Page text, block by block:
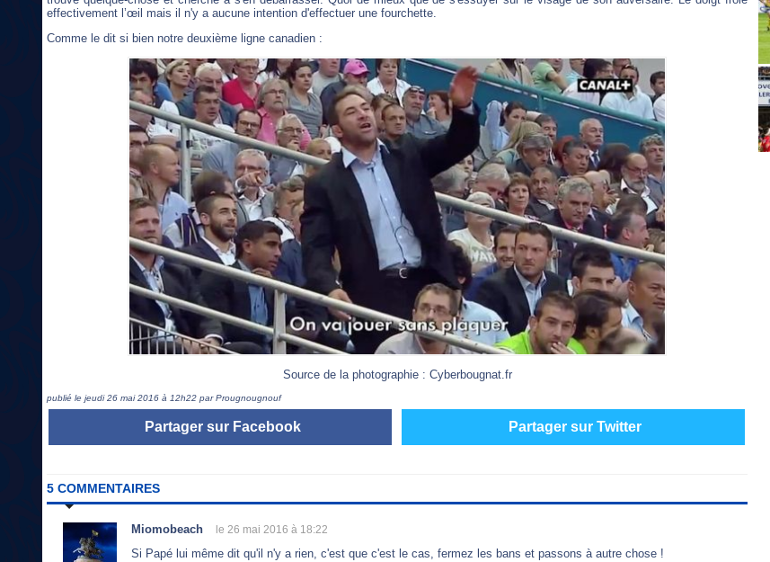
effectivement l’œil mais il n'y a aucune intention d'effectuer une fourchette.
Comme le dit si bien notre deuxième ligne canadien :
Source de la photographie : Cyberbougnat.fr
publié le jeudi 26 mai 2016 à 12h22 par Prougnougnouf
Partager sur Facebook Partager sur Twitter
5 COMMENTAIRES
Miomobeach le 26 mai 2016 à 18:22
Si Papé lui même dit qu'il n'y a rien, c'est que c'est le cas, fermez les bans et passons à autre chose !